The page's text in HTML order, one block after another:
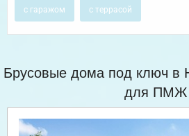
с гаражом с террасой
Брусовые дома под ключ в
для ПМЖ